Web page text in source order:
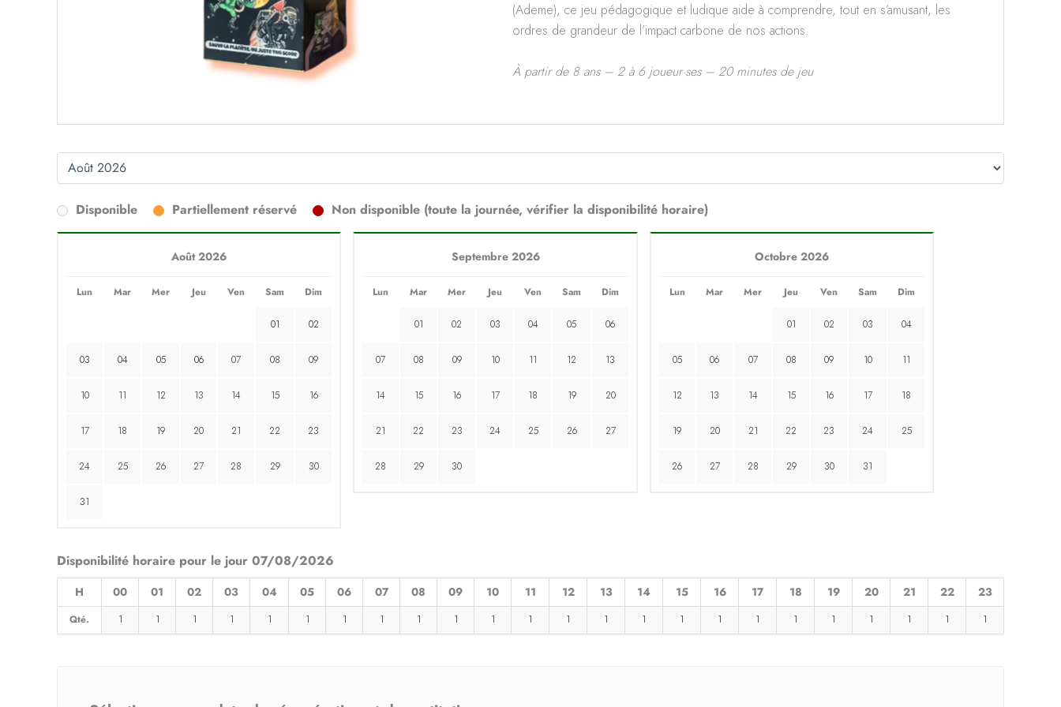
(Ademe), ce jeu pédagogique et ludique aide à comprendre, tout en s’amusant, les
ordres de grandeur de l’impact carbone de nos actions.
À partir de 8 ans – 2 à 6 joueur·ses – 20 minutes de jeu
Disponible Partiellement réservé Non disponible (toute la journée, vérifier la disponibilité horaire)
Août 2026
Lun Mar Mer Jeu Ven Sam Dim
01 02
03 04 05 06 07 08 09
10 11 12 13 14 15 16
17 18 19 20 21 22 23
24 25 26 27 28 29 30
31
Septembre 2026
Lun Mar Mer Jeu Ven Sam Dim
01 02 03 04 05 06
07 08 09 10 11 12 13
14 15 16 17 18 19 20
21 22 23 24 25 26 27
28 29 30
Octobre 2026
Lun Mar Mer Jeu Ven Sam Dim
01 02 03 04
05 06 07 08 09 10 11
12 13 14 15 16 17 18
19 20 21 22 23 24 25
26 27 28 29 30 31
Disponibilité horaire pour le jour 07/08/2026
H 00 01 02 03 04 05 06 07 08 09 10 11 12 13 14 15 16 17 18 19 20 21 22 23
Qté. 1 1 1 1 1 1 1 1 1 1 1 1 1 1 1 1 1 1 1 1 1 1 1 1